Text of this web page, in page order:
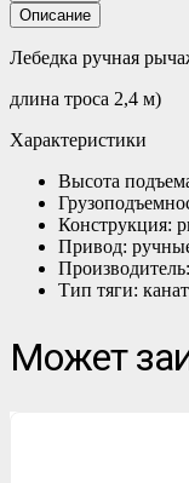
Описание
Лебедка ручная
длина троса 2,4 м)
Характеристики
Высота
Конструкция:
Привод:
Тип тяги:
Может